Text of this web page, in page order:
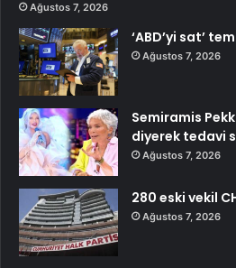
Ağustos 7, 2026
‘ABD’yi sat’
Ağustos 7, 2026
Semiramis
diyerek tedavi
Ağustos 7, 2026
280 eski vekil
Ağustos 7, 2026